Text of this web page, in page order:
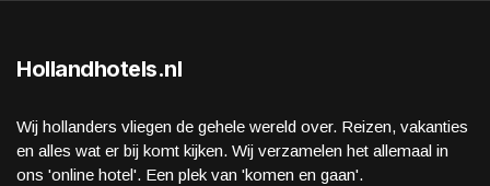
Hollandhotels.nl
Wij hollanders vliegen de gehele wereld over. Reizen, vakanties
en alles wat er bij komt kijken. Wij verzamelen het allemaal in
ons 'online hotel'. Een plek van 'komen en gaan'.